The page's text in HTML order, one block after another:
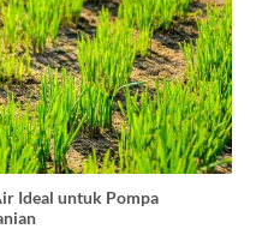
Ideal untuk Pompa